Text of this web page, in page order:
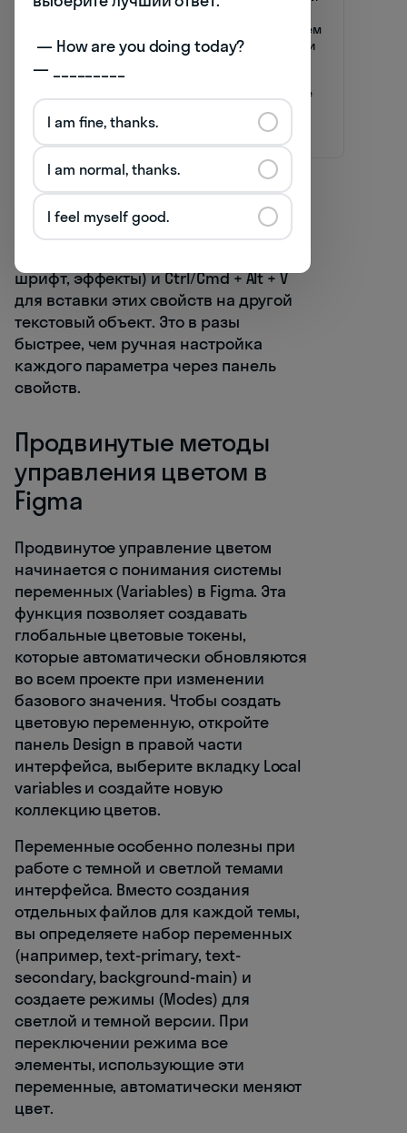
сохранением
тональности
относительно
фона
Креативные
эффекты и
акценты
Профессиональный совет:
используйте комбинацию Ctrl/Cmd +
Alt + C для копирования всех свойств
шрифт, эффекты) и Ctrl/Cmd + Alt + V
для вставки этих свойств на другой
текстовый объект. Это в разы
быстрее, чем ручная настройка
каждого параметра через панель
свойств.
Продвинутые методы
управления цветом в
Figma
Продвинутое управление цветом
начинается с понимания системы
переменных (Variables) в Figma. Эта
функция позволяет создавать
глобальные цветовые токены,
которые автоматически обновляются
во всем проекте при изменении
базового значения. Чтобы создать
цветовую переменную, откройте
панель Design в правой части
интерфейса, выберите вкладку Local
variables и создайте новую
коллекцию цветов.
Переменные особенно полезны при
работе с темной и светлой темами
интерфейса. Вместо создания
отдельных файлов для каждой темы,
вы определяете набор переменных
(например, text-primary, text-
secondary, background-main) и
создаете режимы (Modes) для
светлой и темной версии. При
переключении режима все
элементы, использующие эти
переменные, автоматически меняют
цвет.
— _________
I am fine, thanks.
I am normal, thanks.
I feel myself good.